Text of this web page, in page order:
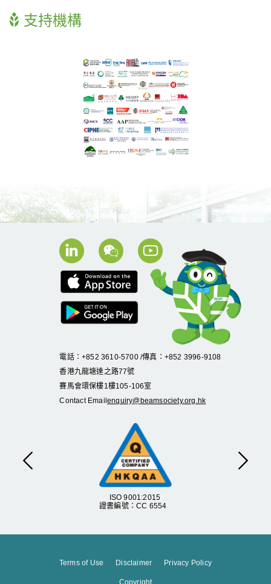
支持機構
ISO 9001:2015
證書編號：CC 6554
Previous Next
電話：+852 3610-5700 /傳真：+852 3996-9108
香港九龍塘達之路77號
賽馬會環保樓1樓105-106室
Contact Email enquiry@beamsociety.org.hk
Terms of Use Disclaimer Privacy Policy